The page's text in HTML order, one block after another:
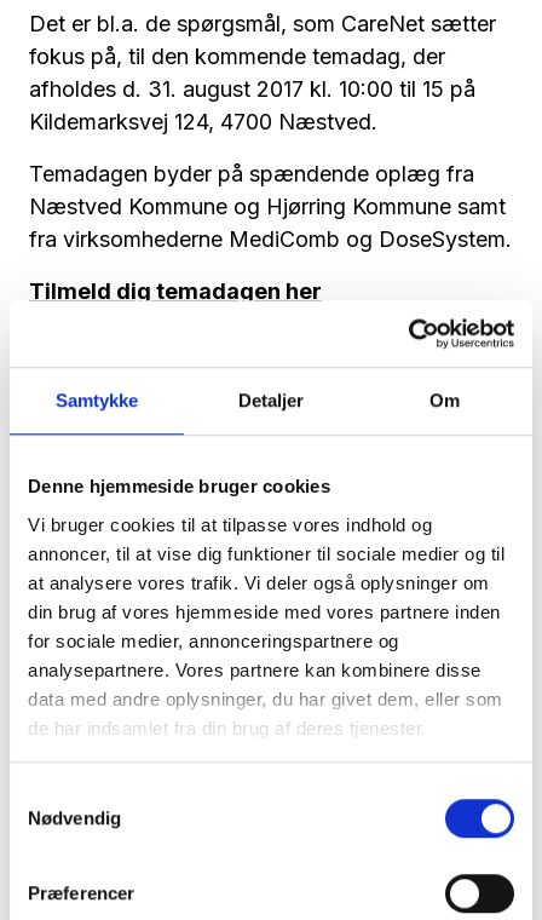
Samtykke Detaljer Om
Denne hjemmeside bruger cookies
Vi bruger cookies til at tilpasse vores indhold og
annoncer, til at vise dig funktioner til sociale medier og til
at analysere vores trafik. Vi deler også oplysninger om
din brug af vores hjemmeside med vores partnere inden
for sociale medier, annonceringspartnere og
analysepartnere. Vores partnere kan kombinere disse
data med andre oplysninger, du har givet dem, eller som
de har indsamlet fra din brug af deres tjenester.
Nødvendig
Præferencer
Det er bl.a. de spørgsmål, som CareNet sætter
fokus på, til den kommende temadag, der
afholdes d. 31. august 2017 kl. 10:00 til 15 på
Kildemarksvej 124, 4700 Næstved.
Temadagen byder på spændende oplæg fra
Næstved Kommune og Hjørring Kommune samt
fra virksomhederne MediComb og DoseSystem.
Tilmeld dig temadagen her